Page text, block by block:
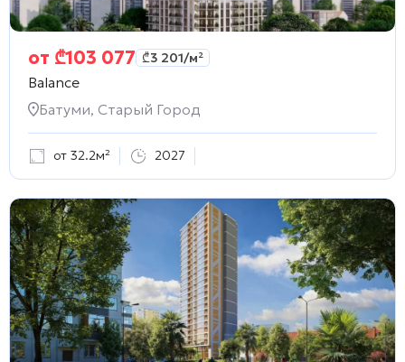
от ₾103 077 ₾3 201/м²
Balance
Батуми, Старый Город
от 32.2м² 2027